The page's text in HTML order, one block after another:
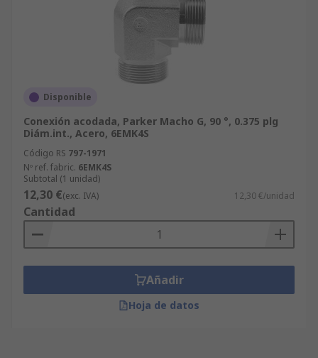
Disponible
Conexión acodada, Parker Macho G, 90 °, 0.375 plg
Diám.int., Acero, 6EMK4S
Código RS 797-1971
Nº ref. fabric. 6EMK4S
Subtotal (1 unidad)
12,30 €(exc. IVA) 12,30 €/unidad
Cantidad
Añadir
Hoja de datos